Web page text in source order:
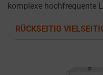
komplexe hochfrequente
RÜCKSEITIG